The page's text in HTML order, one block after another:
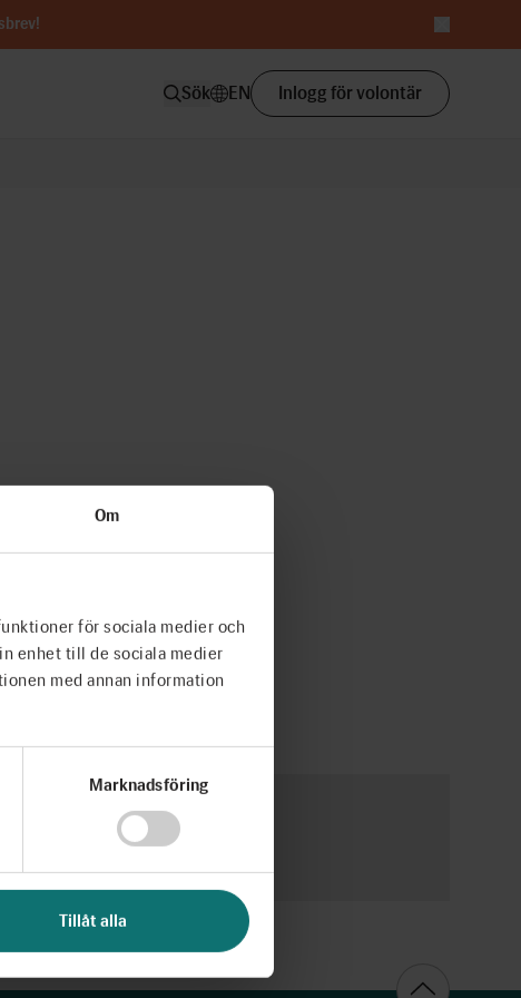
Om
för sociala medier och
enhet till de sociala medier
med annan information
Marknadsföring
Tillåt alla
!
Sök EN Inlogg för volontär
filmen.